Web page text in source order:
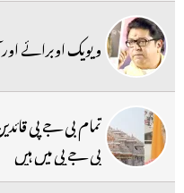
ویویک اوبرائے
تمام بی جے پی
بی جے پی میں ہیں